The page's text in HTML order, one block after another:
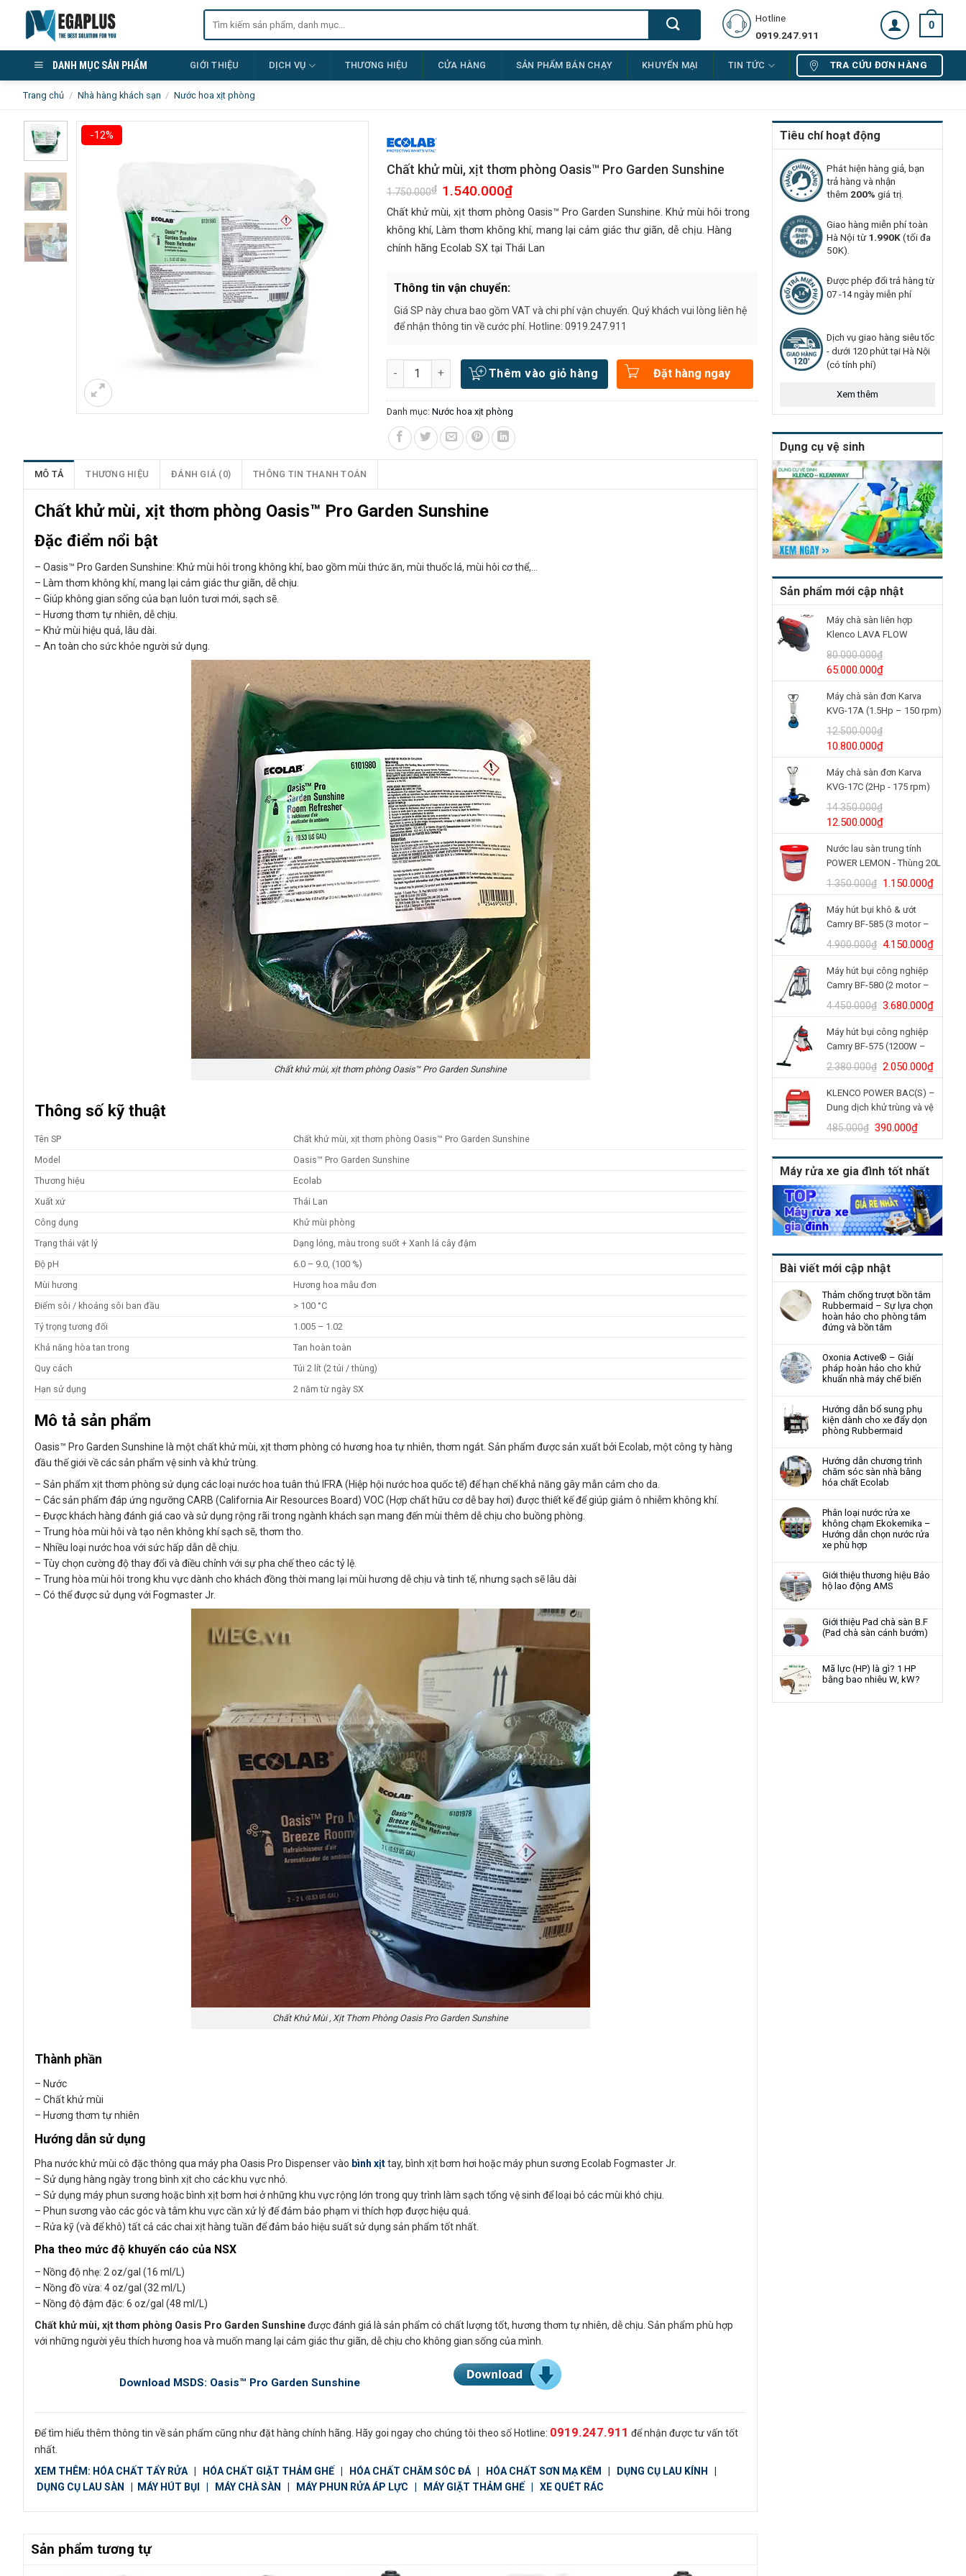
content
Tìm
Hotline
0919.247.911
0
DANH MỤC SẢN PHẨM GIỚI THIỆU DỊCH VỤ THƯƠNG HIỆU CỬA HÀNG SẢN PHẨM BÁN CHẠY KHUYẾN MẠI TIN TỨC TRA CỨU ĐƠN HÀNG
Trang chủ / Nhà hàng khách sạn / Nước hoa xịt phòng
Tiêu chí hoạt động
Phát hiện hàng giả, bạn
trả hàng và nhận
thêm 200% giá trị.
Giao hàng miễn phí toàn
Hà Nội từ1.990K(tối đa
50K).
Được phép đổi trả hàng từ
07 -14 ngày miễn phí
Dịch vụ giao hàng siêu tốc
- dưới 120 phút tại Hà Nội
(có tính phí)
Xem thêm
Dụng cụ vệ sinh
Sản phẩm mới cập nhật
Máy chà sàn liên hợp
Klenco LAVA FLOW
(24V/125Ah)
80.000.000₫
Giá
gốc
là:
80.000.000₫.
65.000.000₫Giá
hiện
tại
là:
Máy chà sàn đơn Karva
KVG-17A (1.5Hp – 150 rpm)
12.500.000₫
Giá
gốc
là:
12.500.000₫.
10.800.000₫Giá
hiện
tại
là:
Máy chà sàn đơn Karva
KVG-17C (2Hp - 175 rpm)
14.350.000₫
Giá
gốc
là:
14.350.000₫.
12.500.000₫Giá
hiện
tại
là:
12.500.000₫.
Nước lau sàn trung tính
POWER LEMON - Thùng 20L
1.350.000₫ Giá
gốc
là:
1.350.000₫.
1.150.000₫Giá
hiện
Máy hút bụi khô & ướt
Camry BF-585 (3 motor –
80L)
4.900.000₫ Giá
gốc
là:
4.900.000₫.
4.150.000₫Giá
hiện
Máy hút bụi công nghiệp
Camry BF-580 (2 motor –
70L)
4.450.000₫ Giá
gốc
là:
4.450.000₫.
3.680.000₫Giá
hiện
Máy hút bụi công nghiệp
Camry BF-575 (1200W –
30L)
2.380.000₫ Giá
gốc
là:
2.380.000₫.
2.050.000₫Giá
hiện
tại
là:
KLENCO POWER BAC(S) –
Dung dịch khử trùng và vệ
sinh bồn cầu (Can 5L)
485.000₫ Giá
gốc
là:
485.000₫.
390.000₫Giá
hiện
tại
là:
Máy rửa xe gia đình tốt nhất
Bài viết mới cập nhật
Thảm chống trượt bồn tắm
Rubbermaid – Sự lựa chọn
hoàn hảo cho phòng tắm
đứng và bồn tắm
Oxonia Active® – Giải
pháp hoàn hảo cho khử
khuẩn nhà máy chế biến
Hướng dẫn bổ sung phụ
kiện dành cho xe đẩy dọn
phòng Rubbermaid
Hướng dẫn chương trình
chăm sóc sàn nhà bằng
hóa chất Ecolab
Phân loại nước rửa xe
không chạm Ekokemika –
Hướng dẫn chọn nước rửa
xe phù hợp
Giới thiệu thương hiệu Bảo
hộ lao động AMS
Giới thiệu Pad chà sàn B.F
(Pad chà sàn cánh bướm)
Mã lực (HP) là gì? 1 HP
bằng bao nhiêu W, kW?
-12%
Chất khử mùi, xịt thơm phòng Oasis™ Pro Garden Sunshine
1.750.000₫ Giá
gốc
là:
1.750.000₫.
1.540.000₫Giá
tại
là:
1.540.000₫.
Chất khử mùi, xịt thơm phòng Oasis™ Pro Garden Sunshine. Khử mùi hôi trong
không khí, Làm thơm không khí, mang lại cảm giác thư giãn, dễ chịu. Hàng
chính hãng Ecolab SX tại Thái Lan
Thông tin vận chuyển:
Giá SP này chưa bao gồm VAT và chi phí vận chuyển. Quý khách vui lòng liên hệ
để nhận thông tin về cước phí. Hotline: 0919.247.911
Số lượng Thêm vào giỏ hàng Đặt hàng ngay
Danh mục: Nước hoa xịt phòng
MÔ TẢ THƯƠNG HIỆU ĐÁNH GIÁ (0) THÔNG TIN THANH TOÁN
Chất khử mùi, xịt thơm phòng Oasis™ Pro Garden Sunshine
Đặc điểm nổi bật
– Oasis™ Pro Garden Sunshine: Khử mùi hôi trong không khí, bao gồm mùi thức ăn, mùi thuốc lá, mùi hôi cơ thể,…
– Làm thơm không khí, mang lại cảm giác thư giãn, dễ chịu.
– Giúp không gian sống của bạn luôn tươi mới, sạch sẽ.
– Hương thơm tự nhiên, dễ chịu.
– Khử mùi hiệu quả, lâu dài.
– An toàn cho sức khỏe người sử dụng.
Chất khử mùi, xịt thơm phòng Oasis™ Pro Garden Sunshine
Thông số kỹ thuật
Tên SP
Chất khử mùi, xịt thơm phòng Oasis™ Pro Garden Sunshine
Model
Oasis™ Pro Garden Sunshine
Thương hiệu
Ecolab
Xuất xứ
Thái Lan
Công dụng
Khử mùi phòng
Trạng thái vật lý
Dạng lỏng, màu trong suốt + Xanh lá cây đậm
Độ pH
6.0 – 9.0, (100 %)
Mùi hương
Hương hoa mẫu đơn
Điểm sôi / khoảng sôi ban đầu
> 100 °C
Tỷ trọng tương đối
1.005 – 1.02
Khả năng hòa tan trong
Tan hoàn toàn
Quy cách
Túi 2 lít (2 túi / thùng)
Hạn sử dụng
2 năm từ ngày SX
Mô tả sản phẩm
Oasis™ Pro Garden Sunshine là một chất khử mùi, xịt thơm phòng có hương hoa tự nhiên, thơm ngát. Sản phẩm được sản xuất bởi Ecolab, một công ty hàng
đầu thế giới về các sản phẩm vệ sinh và khử trùng.
– Sản phẩm xịt thơm phòng sử dụng các loại nước hoa tuân thủ IFRA (Hiệp hội nước hoa quốc tế) để hạn chế khả năng gây mẫn cảm cho da.
– Các sản phẩm đáp ứng ngưỡng CARB (California Air Resources Board) VOC (Hợp chất hữu cơ dễ bay hơi) được thiết kế để giúp giảm ô nhiễm không khí.
– Được khách hàng đánh giá cao và sử dụng rộng rãi trong ngành khách sạn mang đến mùi thêm dễ chịu cho buồng phòng.
– Trung hòa mùi hôi và tạo nên không khí sạch sẽ, thơm tho.
– Nhiều loại nước hoa với sức hấp dẫn dễ chịu.
– Tùy chọn cường độ thay đổi và điều chỉnh với sự pha chế theo các tỷ lệ.
– Trung hòa mùi hôi trong khu vực dành cho khách đồng thời mang lại mùi hương dễ chịu và tinh tế, nhưng sạch sẽ lâu dài
– Có thể được sử dụng với Fogmaster Jr.
Chất Khử Mùi , Xịt Thơm Phòng Oasis Pro Garden Sunshine
Thành phần
– Nước
– Chất khử mùi
– Hương thơm tự nhiên
Hướng dẫn sử dụng
Pha nước khử mùi cô đặc thông qua máy pha Oasis Pro Dispenser vào bình xịttay, bình xịt bơm hơi hoặc máy phun sương Ecolab Fogmaster Jr.
– Sử dụng hàng ngày trong bình xịt cho các khu vực nhỏ.
– Sử dụng máy phun sương hoặc bình xịt bơm hơi ở những khu vực rộng lớn trong quy trình làm sạch tổng vệ sinh để loại bỏ các mùi khó chịu.
– Phun sương vào các góc và tâm khu vực cần xử lý để đảm bảo phạm vi thích hợp được hiệu quả.
– Rửa kỹ (và để khô) tất cả các chai xịt hàng tuần để đảm bảo hiệu suất sử dụng sản phẩm tốt nhất.
Pha theo mức độ khuyến cáo của NSX
– Nồng độ nhẹ: 2 oz/gal (16 ml/L)
– Nồng đồ vừa: 4 oz/gal (32 ml/L)
– Nồng độ đậm đặc: 6 oz/gal (48 ml/L)
Chất khử mùi, xịt thơm phòng Oasis Pro Garden Sunshineđược đánh giá là sản phẩm có chất lượng tốt, hương thơm tự nhiên, dễ chịu. Sản phẩm phù hợp
với những người yêu thích hương hoa và muốn mang lại cảm giác thư giãn, dễ chịu cho không gian sống của mình.
Download MSDS: Oasis™ Pro Garden Sunshine
Để tìm hiểu thêm thông tin về sản phẩm cũng như đặt hàng chính hãng. Hãy goi ngay cho chúng tôi theo số Hotline: 0919.247.911 để nhận được tư vấn tốt
nhất.
XEM THÊM: HÓA CHẤT TẨY RỬA HÓA CHẤT GIẶT THẢM GHẾ HÓA CHẤT CHĂM SÓC ĐÁ HÓA CHẤT SƠN MẠ KẼM DỤNG CỤ LAU KÍNH
DỤNG CỤ LAU SÀN
MÁY HÚT BỤI MÁY CHÀ SÀN MÁY PHUN RỬA ÁP LỰC MÁY GIẶT THẢM GHẾ XE QUÉT RÁC
Sản phẩm tương tự